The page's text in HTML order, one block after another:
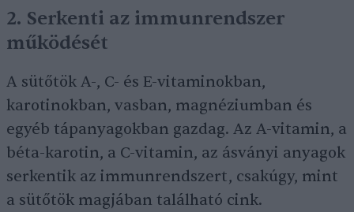
2. Serkenti az immunrendszer
működését
A sütőtök A-, C- és E-vitaminokban,
karotinokban, vasban, magnéziumban és
egyéb tápanyagokban gazdag. Az A-vitamin, a
béta-karotin, a C-vitamin, az ásványi anyagok
serkentik az immunrendszert, csakúgy, mint
a sütőtök magjában található cink.